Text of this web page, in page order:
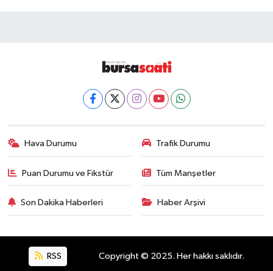
Hava Durumu Trafik Durumu
Puan Durumu ve Fikstür Tüm Manşetler
Son Dakika Haberleri Haber Arşivi
RSS Copyright © 2025. Her hakkı saklıdır.